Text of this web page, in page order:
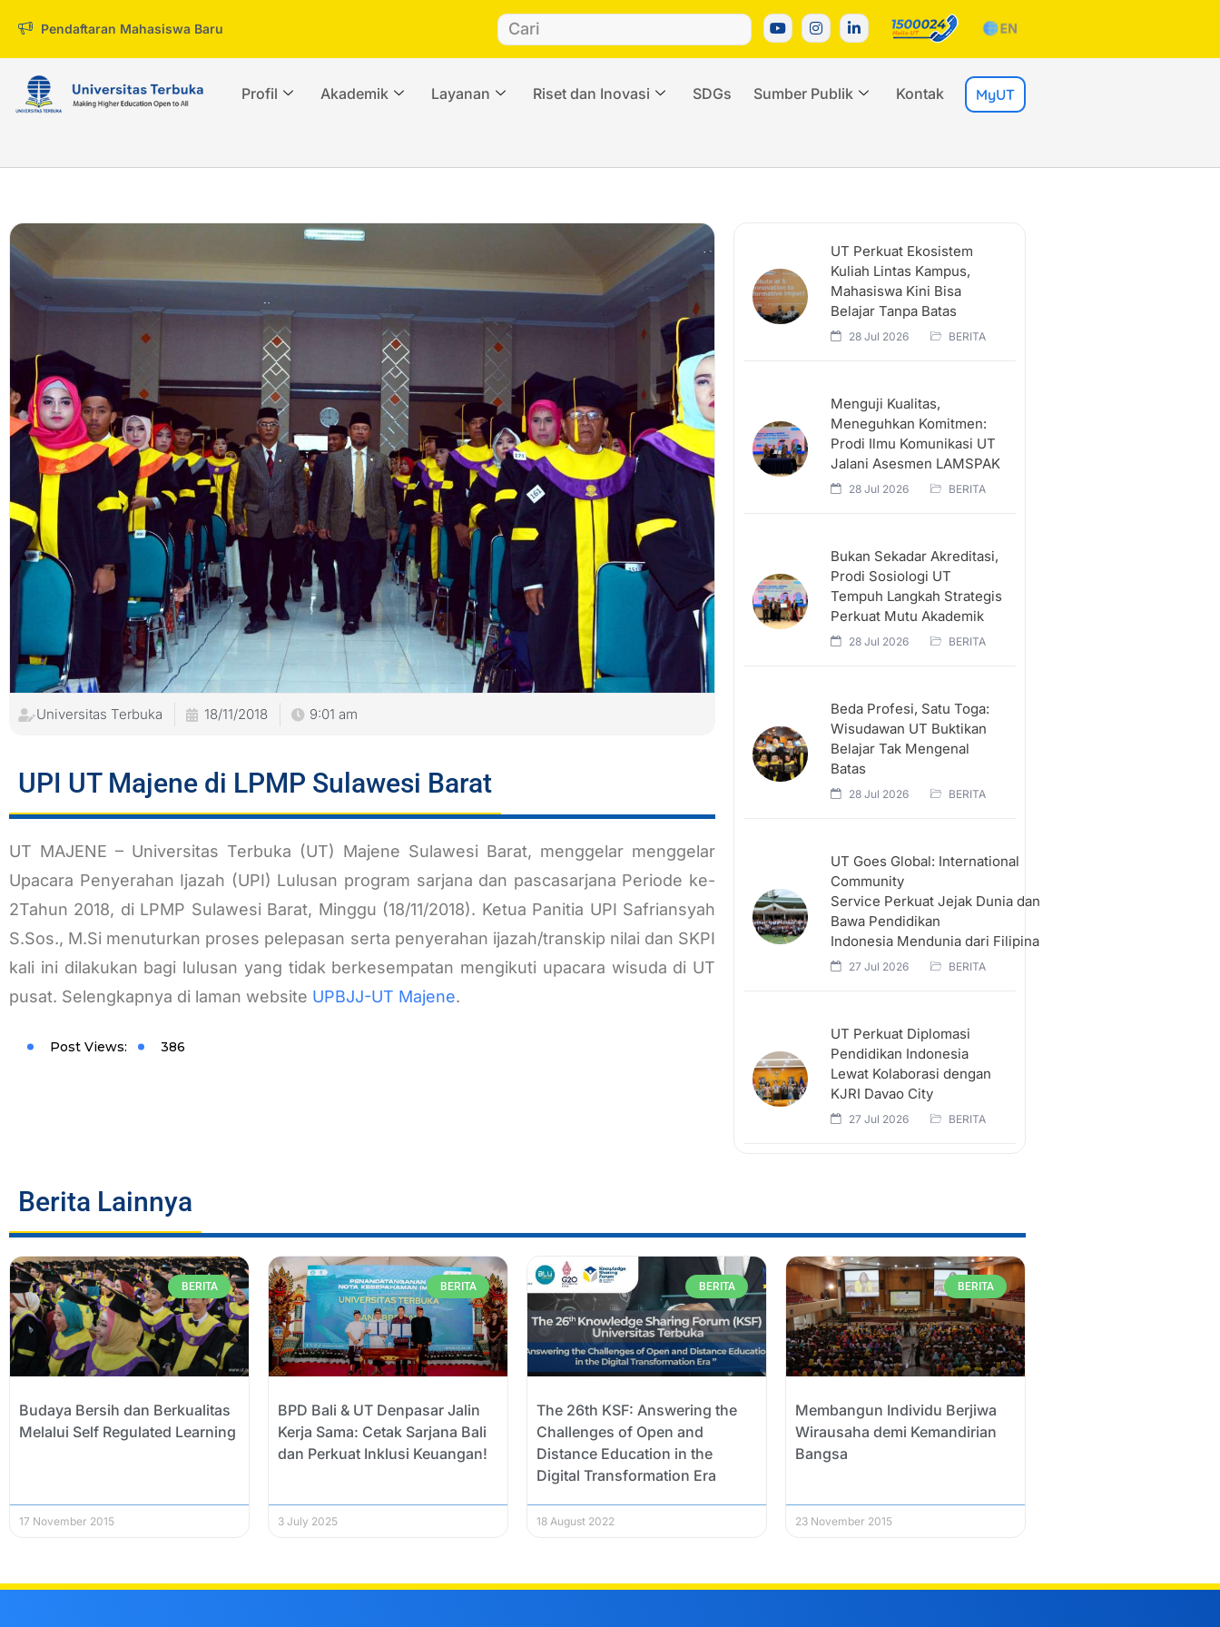
Pendaftaran Mahasiswa Baru
Profil Akademik Layanan Riset dan Inovasi SDGs Sumber Publik Kontak MyUT
Universitas Terbuka 18/11/2018 9:01 am
UPI UT Majene di LPMP Sulawesi Barat
UT MAJENE – Universitas Terbuka (UT) Majene Sulawesi Barat, menggelar menggelar
Upacara Penyerahan Ijazah (UPI) Lulusan program sarjana dan pascasarjana Periode ke-
2Tahun 2018, di LPMP Sulawesi Barat, Minggu (18/11/2018). Ketua Panitia UPI Safriansyah
S.Sos., M.Si menuturkan proses pelepasan serta penyerahan ijazah/transkip nilai dan SKPI
kali ini dilakukan bagi lulusan yang tidak berkesempatan mengikuti upacara wisuda di UT
pusat. Selengkapnya di laman website UPBJJ-UT Majene.
Post Views: 386
UT Perkuat Ekosistem
Kuliah Lintas Kampus,
Mahasiswa Kini Bisa
Belajar Tanpa Batas
28 Jul 2026 BERITA
Menguji Kualitas,
Meneguhkan Komitmen:
Prodi Ilmu Komunikasi UT
Jalani Asesmen LAMSPAK
28 Jul 2026 BERITA
Bukan Sekadar Akreditasi,
Prodi Sosiologi UT
Tempuh Langkah Strategis
Perkuat Mutu Akademik
28 Jul 2026 BERITA
Beda Profesi, Satu Toga:
Wisudawan UT Buktikan
Belajar Tak Mengenal
Batas
28 Jul 2026 BERITA
UT Goes Global: International
Community
Service Perkuat Jejak Dunia dan
Bawa Pendidikan
Indonesia Mendunia dari Filipina
27 Jul 2026 BERITA
UT Perkuat Diplomasi
Pendidikan Indonesia
Lewat Kolaborasi dengan
KJRI Davao City
27 Jul 2026 BERITA
Berita Lainnya
BERITA
Budaya Bersih dan Berkualitas
Melalui Self Regulated Learning
17 November 2015
BERITA
BPD Bali & UT Denpasar Jalin
Kerja Sama: Cetak Sarjana Bali
dan Perkuat Inklusi Keuangan!
3 July 2025
BERITA
The 26th KSF: Answering the
Challenges of Open and
Distance Education in the
Digital Transformation Era
18 August 2022
BERITA
Membangun Individu Berjiwa
Wirausaha demi Kemandirian
Bangsa
23 November 2015